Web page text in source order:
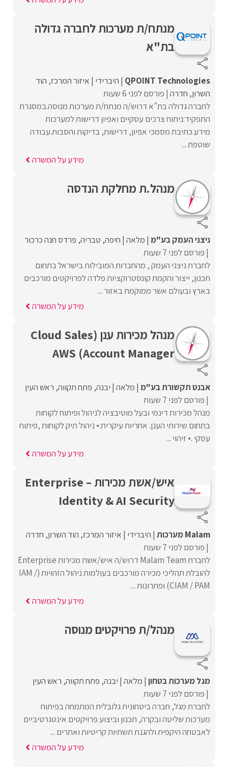
מנתח/ת מערכות לחברה גדולה
בת"א
QPOINT Technologies היברידי איזור המרכז הוד
השרון חדרה פורסם לפני 6 שעות
לחברה גדולה בת"א דרוש/ה מנתח/ת מערכות מנוסה.במסגרת
התפקיד:ניתוח צרכים עסקיים ואפיון דרישות למערכות
מידע.כתיבת מסמכי אפיון, דרישות, בדיקות והסבות.עבודה
שוטפת ...
מידע על המשרה
מנהל.ת מחלקת הנדסה
ניצני העמק בע"מ מלאה חיפה טבריה פרדס חנה כרכור
פורסם לפני 7 שעות
לחברת ניצני העמק , מהחברות המובילות בישראל בתחום
תכנון, ייצור והקמת קונסטרוקציות פלדה לפרויקטים מורכבים
בארץ ובעולם אשר ממוקמת באזור ...
מידע על המשרה
מנהל מכירות ענן (Cloud Sales
Account Manager) AWS
אבנט תקשורת בע"מ מלאה יבנה פתח תקווה ראש העין
פורסם לפני 7 שעות
מנהל מכירות דינמי ובעל מוטיבציה לניהול ופיתוח לקוחות
בתחום שירותי הענן. אחריות עיקרית:• ניהול תיק לקוחות ,פיתוח
עסקי .• זיהוי ...
מידע על המשרה
איש/אשת מכירות Enterprise –
Identity & AI Security
Malam מערכות היברידי איזור המרכז הוד השרון חדרה
פורסם לפני 7 שעות
לחברת Malam Team דרוש/ה איש/אשת מכירות Enterprise
להובלת תהליכי מכירה מורכבים בעולמות ניהול הזהויות (IAM /
CIAM / PAM) ופתרונות ...
מידע על המשרה
מנהל/ת פרויקטים מנוסה
מגל מערכות בטחון מלאה יבנה פתח תקווה ראש העין
פורסם לפני 7 שעות
לחברת מגל, חברה ביטחונית גלובלית המתמחה בפיתוח
מערכות שליטה ובקרה, תכנון וביצוע פרויקטים אינטגרטיביים
לאבטחה היקפית ולהגנת תשתיות קריטיות ואתרים ...
מידע על המשרה